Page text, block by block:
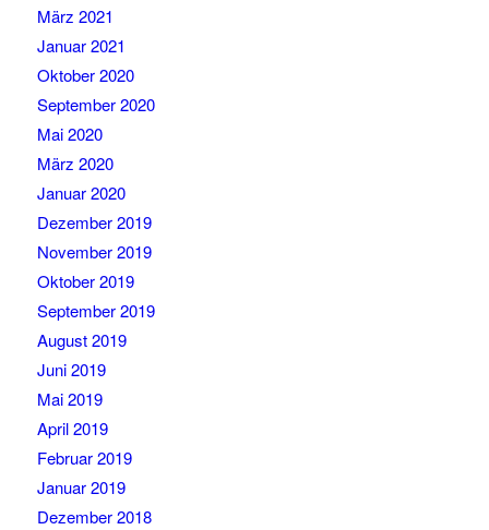
März 2021
Januar 2021
Oktober 2020
September 2020
Mai 2020
März 2020
Januar 2020
Dezember 2019
November 2019
Oktober 2019
September 2019
August 2019
Juni 2019
Mai 2019
April 2019
Februar 2019
Januar 2019
Dezember 2018